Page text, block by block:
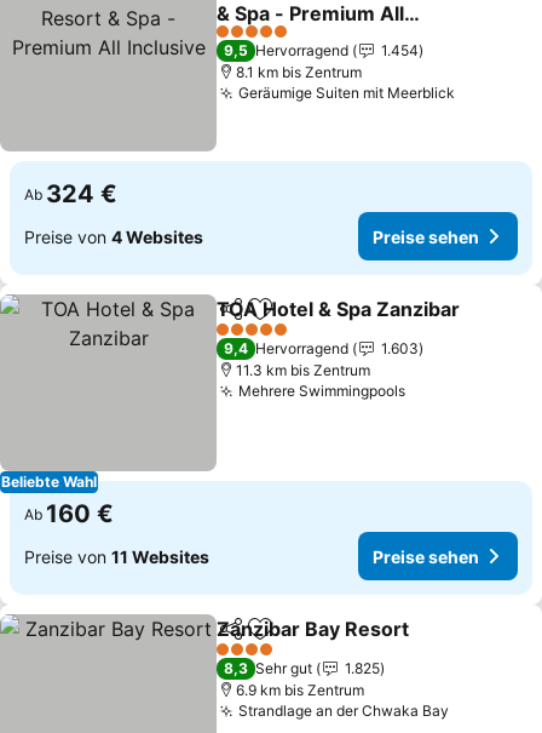
& Spa - Premium All
Inclusive
Preise sehen
5 Sterne
9,5 Hervorragend
1.454
8.1 km bis Zentrum
Geräumige Suiten mit Meerblick
Ab 324 €
Preise von 4 Websites Preise sehen
Beliebte Wahl
TeilenZu Favoriten hinzufügen
TOA Hotel & Spa Zanzibar
5 Sterne
9,4 Hervorragend
1.603
11.3 km bis Zentrum
Mehrere SwimmingpoolsPreise sehen
Ab 160 €
Preise von 11 Websites Preise sehen
TeilenZu Favoriten hinzufügen
Zanzibar Bay Resort
4 Sterne
8,3 Sehr gut
1.825
6.9 km bis Zentrum
Strandlage an der Chwaka Bay